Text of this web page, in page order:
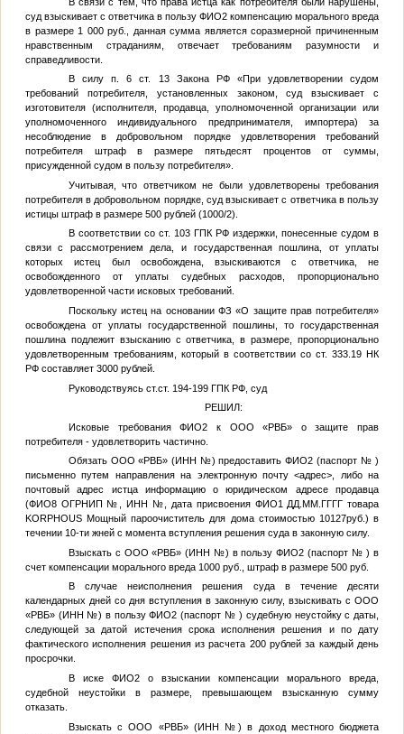
суд взыскивает с ответчика в пользуФИО2 компенсацию морального вреда
в размере 1 000 руб., данная сумма является соразмерной причиненным
нравственным страданиям, отвечает требованиям разумности и
справедливости.
В силу п. 6 ст. 13 Закона РФ «При удовлетворении судом
требований потребителя, установленных законом, суд взыскивает с
изготовителя (исполнителя, продавца, уполномоченной организации или
уполномоченного индивидуального предпринимателя, импортера) за
несоблюдение в добровольном порядке удовлетворения требований
потребителя штраф в размере пятьдесят процентов от суммы,
присужденной судом в пользу потребителя».
Учитывая, что ответчиком не были удовлетворены требования
потребителя в добровольном порядке, суд взыскивает с ответчика в пользу
истицы штраф в размере 500 рублей (1000/2).
В соответствии со ст. 103 ГПК РФ издержки, понесенные судом в
связи с рассмотрением дела, и государственная пошлина, от уплаты
которых истец был освобождена, взыскиваются с ответчика, не
освобожденного от уплаты судебных расходов, пропорционально
удовлетворенной части исковых требований.
Поскольку истец на основании ФЗ «О защите прав потребителя»
освобождена от уплаты государственной пошлины, то государственная
пошлина подлежит взысканию с ответчика, в размере, пропорционально
удовлетворенным требованиям, который в соответствии со ст. 333.19 НК
РФ составляет 3000 рублей.
Руководствуясь ст.ст. 194-199 ГПК РФ, суд
РЕШИЛ:
Исковые требованияФИО2 к ООО «РВБ» о защите прав
потребителя - удовлетворить частично.
Обязать ООО «РВБ» (ИНН №) предоставитьФИО2 (паспорт № )
письменно путем направления на электронную почту<адрес> , либо на
почтовый адрес истца информацию о юридическом адресе продавца
(ФИО8ОГРНИП № , ИНН № , дата присвоения ФИО1 ДД.ММ.ГГГГ товара
KORPHOUS Мощный пароочиститель для дома стоимостью 10127руб.) в
течении 10-ти жней с момента вступления решения суда в законную силу.
Взыскать с ООО «РВБ» (ИНН №) в пользуФИО2 (паспорт № ) в
счет компенсации морального вреда 1000 руб., штраф в размере 500 руб.
В случае неисполнения решения суда в течение десяти
календарных дней со дня вступления в законную силу, взыскивать с ООО
«РВБ» (ИНН №) в пользуФИО2 (паспорт № ) судебную неустойку с даты,
следующей за датой истечения срока исполнения решения и по дату
фактического исполнения решения из расчета 200 рублей за каждый день
просрочки.
В иске ФИО2 о взыскании компенсации морального вреда,
судебной неустойки в размере, превышающем взысканную сумму
отказать.
Взыскать с ООО «РВБ» (ИНН №) в доход местного бюджета